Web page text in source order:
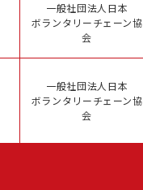
一般社団法人日本
ボランタリーチェーン協
会
一般社団法人日本
ボランタリーチェーン協
会